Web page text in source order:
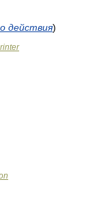
действия)